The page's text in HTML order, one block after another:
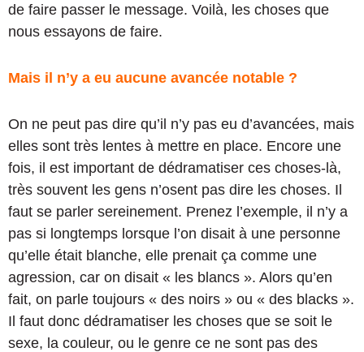
de faire passer le message. Voilà, les choses que
nous essayons de faire.
Mais il n’y a eu aucune avancée notable ?
On ne peut pas dire qu’il n’y pas eu d’avancées, mais
elles sont très lentes à mettre en place. Encore une
fois, il est important de dédramatiser ces choses-là,
très souvent les gens n’osent pas dire les choses. Il
faut se parler sereinement. Prenez l’exemple, il n’y a
pas si longtemps lorsque l’on disait à une personne
qu’elle était blanche, elle prenait ça comme une
agression, car on disait « les blancs ». Alors qu’en
fait, on parle toujours « des noirs » ou « des blacks ».
Il faut donc dédramatiser les choses que se soit le
sexe, la couleur, ou le genre ce ne sont pas des